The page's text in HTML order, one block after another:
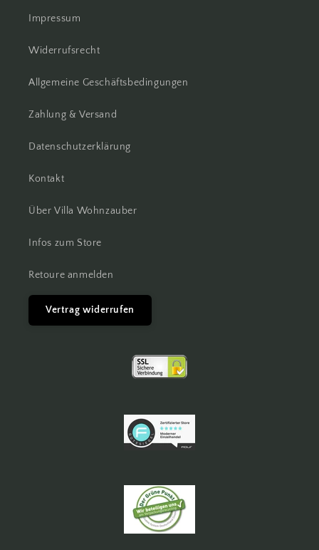
Impressum
Widerrufsrecht
Allgemeine Geschäftsbedingungen
Zahlung & Versand
Datenschutzerklärung
Kontakt
Über Villa Wohnzauber
Infos zum Store
Retoure anmelden
Vertrag widerrufen